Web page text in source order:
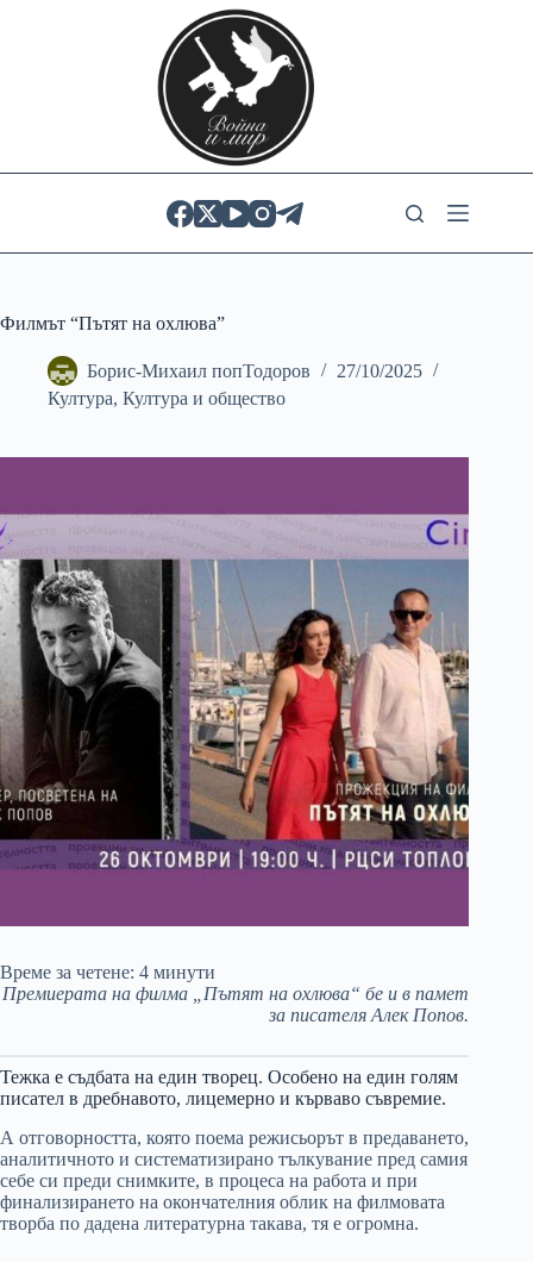
Филмът “Пътят на охлюва”
Борис-Михаил попТодоров
27/10/2025
Култура, Култура и общество
Време за четене: 4 минути
Премиерата на филма „Пътят на охлюва“ бе и в памет
за писателя Алек Попов.
Тежка е съдбата на един творец. Особено на един голям
писател в дребнавото, лицемерно и кърваво съвремие.
А отговорността, която поема режисьорът в предаването,
аналитичното и систематизирано тълкувание пред самия
себе си преди снимките, в процеса на работа и при
финализирането на окончателния облик на филмовата
творба по дадена литературна такава, тя е огромна.